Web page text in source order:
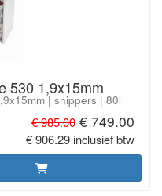
530 1,9x15mm
| snippers | 80l
€ 985.00 € 749.00
€ 906.29 inclusief btw